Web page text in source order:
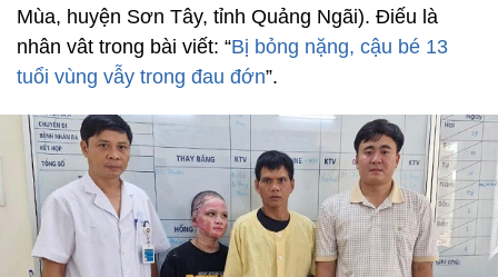
Mùa, huyện Sơn Tây, tỉnh Quảng Ngãi). Điếu là
nhân vât trong bài viết: “Bị bỏng nặng, cậu bé 13
tuổi vùng vẫy trong đau đớn”.